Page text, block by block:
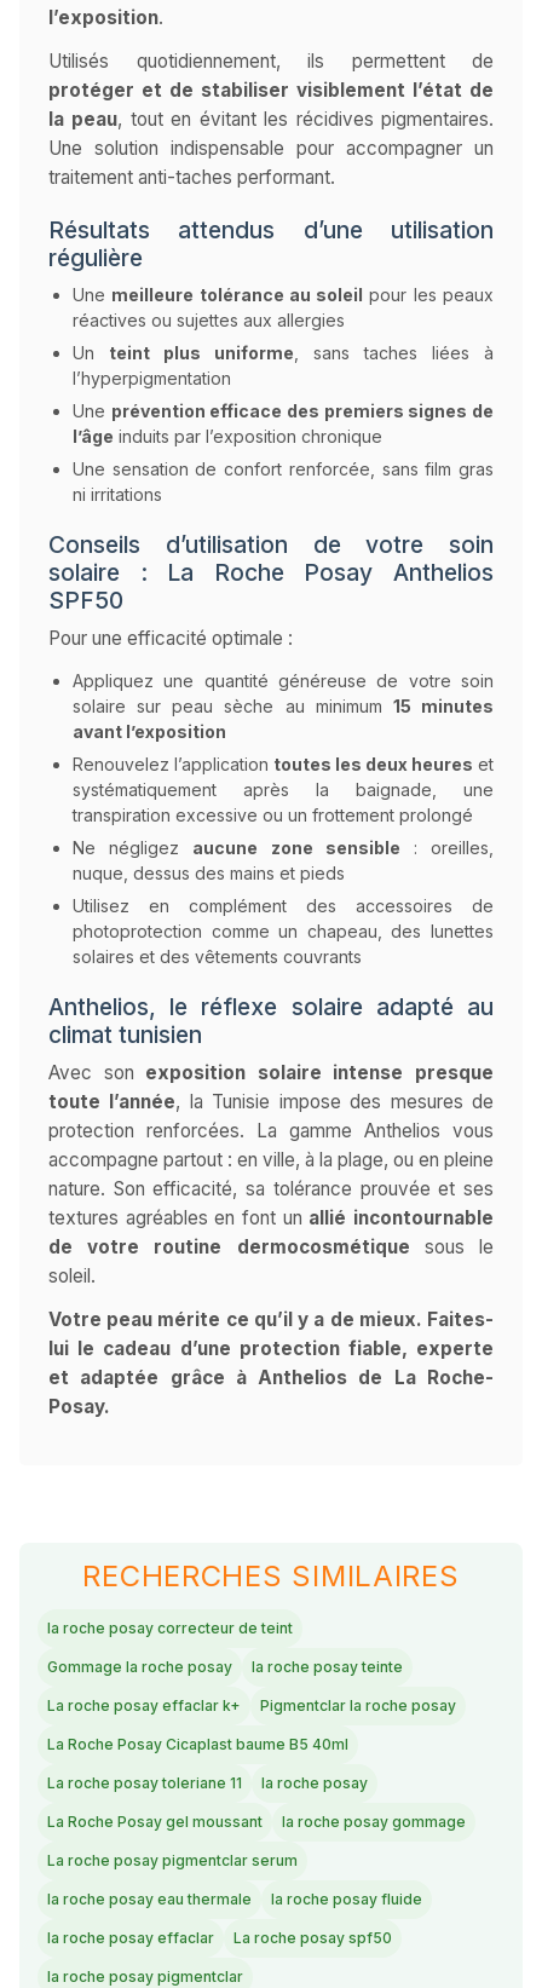
l’exposition.
Utilisés quotidiennement, ils permettent de
protéger et de stabiliser visiblement l’état de
la peau, tout en évitant les récidives pigmentaires.
Une solution indispensable pour accompagner un
traitement anti-taches performant.
Résultats attendus d’une utilisation
régulière
Une meilleure tolérance au soleil pour les peaux
réactives ou sujettes aux allergies
Un teint plus uniforme , sans taches liées à
l’hyperpigmentation
Une prévention efficace des premiers signes de
l’âge induits par l’exposition chronique
Une sensation de confort renforcée, sans film gras
ni irritations
Conseils d’utilisation de votre soin
solaire : La Roche Posay Anthelios
SPF50
Pour une efficacité optimale :
Appliquez une quantité généreuse de votre soin
solaire sur peau sèche au minimum 15 minutes
avant l’exposition
Renouvelez l’application toutes les deux heures et
systématiquement après la baignade, une
transpiration excessive ou un frottement prolongé
Ne négligez aucune zone sensible : oreilles,
nuque, dessus des mains et pieds
Utilisez en complément des accessoires de
photoprotection comme un chapeau, des lunettes
solaires et des vêtements couvrants
Anthelios, le réflexe solaire adapté au
climat tunisien
Avec son exposition solaire intense presque
toute l’année, la Tunisie impose des mesures de
protection renforcées. La gamme Anthelios vous
accompagne partout : en ville, à la plage, ou en pleine
nature. Son efficacité, sa tolérance prouvée et ses
textures agréables en font un allié incontournable
de votre routine dermocosmétique sous le
soleil.
Votre peau mérite ce qu’il y a de mieux. Faites-
lui le cadeau d’une protection fiable, experte
et adaptée grâce à Anthelios de La Roche-
Posay.
RECHERCHES SIMILAIRES
la roche posay correcteur de teint
Gommage la roche posay la roche posay teinte
La roche posay effaclar k+ Pigmentclar la roche posay
La Roche Posay Cicaplast baume B5 40ml
La roche posay toleriane 11 la roche posay
La Roche Posay gel moussant la roche posay gommage
La roche posay pigmentclar serum
la roche posay eau thermale la roche posay fluide
la roche posay effaclar La roche posay spf50
la roche posay pigmentclar